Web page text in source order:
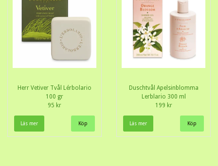
Herr Vetiver Tvål Lérbolario
100 gr
95 kr
Läs mer
Duschtvål Apelsinblomma
Lerblario 300 ml
199 kr
Läs mer